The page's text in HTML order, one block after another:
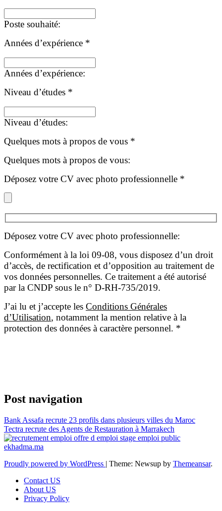
Poste souhaité:
Années d’expérience *
Années d’expérience:
Niveau d’études *
Niveau d’études:
Quelques mots à propos de vous *
Quelques mots à propos de vous:
Déposez votre CV avec photo professionnelle *
Déposez votre CV avec photo professionnelle:
Conformément à la loi 09-08, vous disposez d’un droit
d’accès, de rectification et d’opposition au traitement de
vos données personnelles. Ce traitement a été autorisé
par la CNDP sous le n° D-RH-735/2019.
J’ai lu et j’accepte les Conditions Générales
d’Utilisation, notamment la mention relative à la
protection des données à caractère personnel. *
Post navigation
Bank Assafa recrute 23 profils dans plusieurs villes du Maroc
Tectra recrute des Agents de Restauration à Marrakech
Proudly powered by WordPress | Theme: Newsup by Themeansar.
Contact US
About US
Privacy Policy